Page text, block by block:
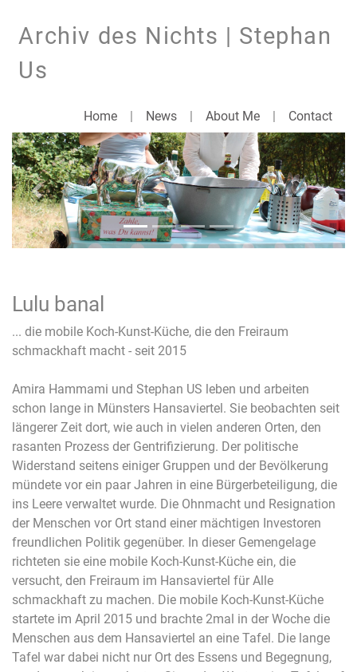
Archiv des Nichts | Stephan
Us
Home | News | About Me | Contact
Previous Next
Lulu banal
... die mobile Koch-Kunst-Küche, die den Freiraum
schmackhaft macht - seit 2015
Amira Hammami und Stephan US leben und arbeiten
schon lange in Münsters Hansaviertel. Sie beobachten seit
längerer Zeit dort, wie auch in vielen anderen Orten, den
rasanten Prozess der Gentrifizierung. Der politische
Widerstand seitens einiger Gruppen und der Bevölkerung
mündete vor ein paar Jahren in eine Bürgerbeteiligung, die
ins Leere verwaltet wurde. Die Ohnmacht und Resignation
der Menschen vor Ort stand einer mächtigen Investoren
freundlichen Politik gegenüber. In dieser Gemengelage
richteten sie eine mobile Koch-Kunst-Küche ein, die
versucht, den Freiraum im Hansaviertel für Alle
schmackhaft zu machen. Die mobile Koch-Kunst-Küche
startete im April 2015 und brachte 2mal in der Woche die
Menschen aus dem Hansaviertel an eine Tafel. Die lange
Tafel war dabei nicht nur Ort des Essens und Begegnung,